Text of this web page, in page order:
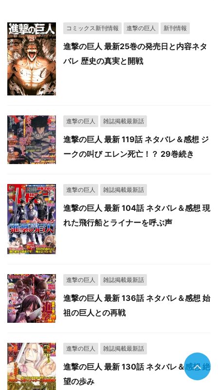
コミックス新刊情報 進撃の巨人 新刊情報
進撃の巨人 最新25巻の発売日と内容ネタ
バレ 歴史の真実と開戦
進撃の巨人 雑誌掲載最新話
進撃の巨人 最新 119話 ネタバレ＆感想 ジ
ークの叫び エレン死亡！？ 29巻続き
進撃の巨人 雑誌掲載最新話
進撃の巨人 最新 104話 ネタバレ＆感想 現
れた飛行船とライナーを呼ぶ声
進撃の巨人 雑誌掲載最新話
進撃の巨人 最新 136話 ネタバレ＆感想 始
祖の巨人との再戦
進撃の巨人 雑誌掲載最新話
進撃の巨人 最新 130話 ネタバレ＆感想 絶
望の歩み